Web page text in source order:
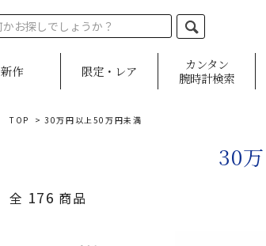
新作 限定・レア
カンタン
腕時計検索
TOP >30万円以上50万円未満
30
全 176 商品